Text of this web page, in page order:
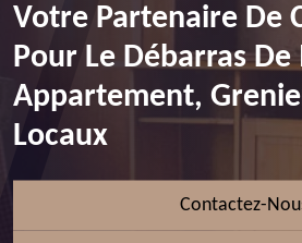
Votre Partenaire De
Pour Le Débarras De
Appartement,
Locaux
Contactez-